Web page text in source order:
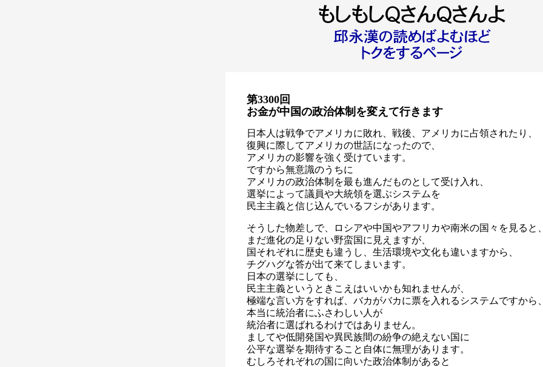
第3300回
お金が中国の政治体制を変えて行きます
日本人は戦争でアメリカに敗れ、戦後、アメリカに占領されたり、
復興に際してアメリカの世話になったので、
アメリカの影響を強く受けています。
ですから無意識のうちに
アメリカの政治体制を最も進んだものとして受け入れ、
選挙によって議員や大統領を選ぶシステムを
民主主義と信じ込んでいるフシがあります。
そうした物差しで、ロシアや中国やアフリカや南米の国々を見ると
まだ進化の足りない野蛮国に見えますが、
国それぞれに歴史も違うし、生活環境や文化も違いますから、
チグハグな答が出て来てしまいます。
日本の選挙にしても、
民主主義というときこえはいいかも知れませんが、
極端な言い方をすれば、バカがバカに票を入れるシステムですから
本当に統治者にふさわしい人が
統治者に選ばれるわけではありません。
ましてや低開発国や異民族間の紛争の絶えない国に
公平な選挙を期待すること自体に無理があります。
むしろそれぞれの国に向いた政治体制があると